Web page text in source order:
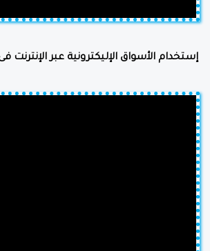
إستخدام الأسواق الإليكترونية عبر الإنترنت